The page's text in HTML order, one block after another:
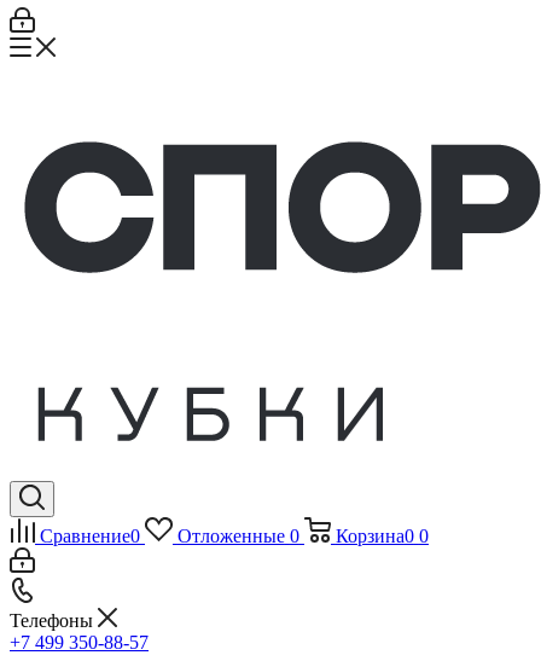
Сравнение0 Отложенные 0 Корзина0 0
Телефоны
+7 499 350-88-57